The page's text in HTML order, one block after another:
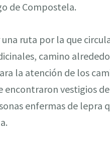
de Compostela.
ruta por la que
camino
la atención de los
encontraron vestigios
enfermas de lepra